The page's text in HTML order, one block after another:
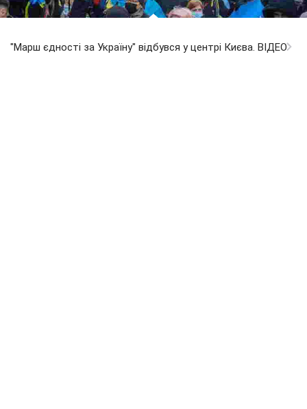
"Марш єдності за Україну" відбувся у центрі Києва. ВІДЕО